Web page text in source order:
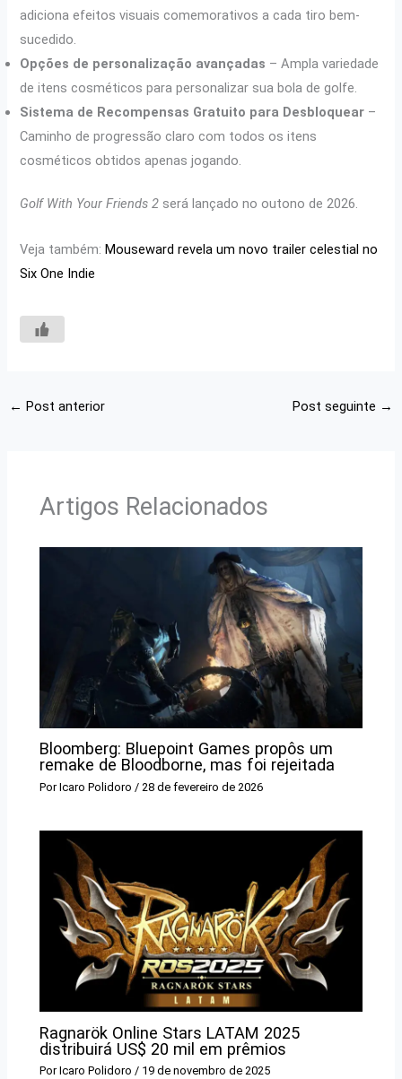
adiciona efeitos visuais comemorativos a cada tiro bem-
sucedido.
Opções de personalização avançadas – Ampla variedade
de itens cosméticos para personalizar sua bola de golfe.
Sistema de Recompensas Gratuito para Desbloquear –
Caminho de progressão claro com todos os itens
cosméticos obtidos apenas jogando.
Golf With Your Friends 2 será lançado no outono de 2026.
Veja também:Mouseward revela um novo trailer celestial no
Six One Indie
← Post anterior Post seguinte →
Artigos Relacionados
Bloomberg: Bluepoint Games propôs um
remake de Bloodborne, mas foi rejeitada
PorIcaro Polidoro / 28 de fevereiro de 2026
Ragnarök Online Stars LATAM 2025
distribuirá US$ 20 mil em prêmios
PorIcaro Polidoro/ 19 de novembro de 2025